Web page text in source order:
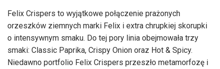
Felix Crispers to wyjątkowe połączenie prażonych
orzeszków ziemnych marki Felix i extra chrupkiej skorupki
o intensywnym smaku. Do tej pory linia obejmowała trzy
smaki: Classic Paprika, Crispy Onion oraz Hot & Spicy.
Niedawno portfolio Felix Crispers przeszło metamorfozę i